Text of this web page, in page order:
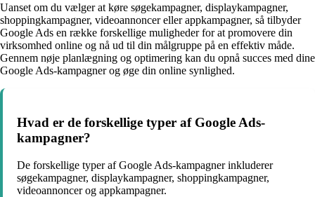
Uanset om du vælger at køre søgekampagner, displaykampagner,
shoppingkampagner, videoannoncer eller appkampagner, så tilbyder
Google Ads en række forskellige muligheder for at promovere din
virksomhed online og nå ud til din målgruppe på en effektiv måde.
Gennem nøje planlægning og optimering kan du opnå succes med dine
Google Ads-kampagner og øge din online synlighed.
Hvad er de forskellige typer af Google Ads-
kampagner?
De forskellige typer af Google Ads-kampagner inkluderer
søgekampagner, displaykampagner, shoppingkampagner,
videoannoncer og appkampagner.